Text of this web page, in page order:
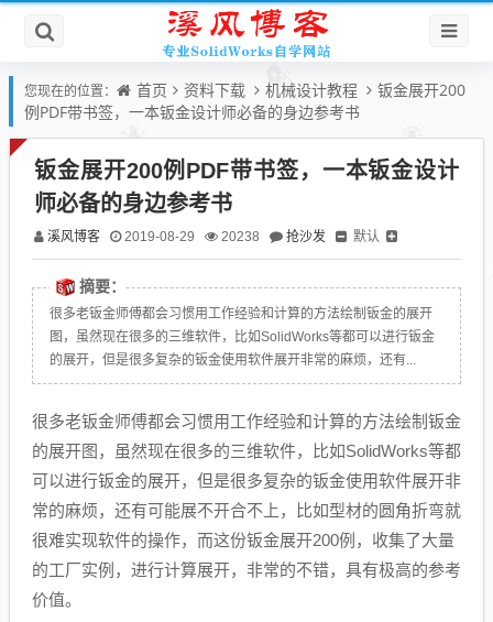
您现在的位置： 首页 资料下载 机械设计教程
钣金展开200
例PDF带书签，一本钣金设计师必备的身边参考书
钣金展开200例PDF带书签，一本钣金设计
师必备的身边参考书
溪风博客 2019-08-29 20238 抢沙发 默认
摘要：
很多老钣金师傅都会习惯用工作经验和计算的方法绘制钣金的展开
图，虽然现在很多的三维软件，比如SolidWorks等都可以进行钣金
的展开，但是很多复杂的钣金使用软件展开非常的麻烦，还有...
很多老钣金师傅都会习惯用工作经验和计算的方法绘制钣金
的展开图，虽然现在很多的三维软件，比如SolidWorks等都
可以进行钣金的展开，但是很多复杂的钣金使用软件展开非
常的麻烦，还有可能展不开合不上，比如型材的圆角折弯就
很难实现软件的操作，而这份钣金展开200例，收集了大量
的工厂实例，进行计算展开，非常的不错，具有极高的参考
价值。